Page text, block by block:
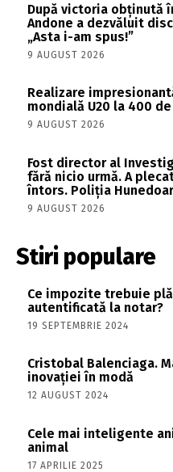
După victoria obținută
Andone a dezvăluit
„Asta i-am spus!”
9 AUGUST 2026
Realizare
mondială U20 la 400
9 AUGUST 2026
Fost director al
fără nicio urmă. A
întors. Poliția
9 AUGUST 2026
Stiri populare
Ce impozite trebuie
autentificată la notar?
19 SEPTEMBRIE 2024
Cristobal Balenciaga.
inovației în modă
12 AUGUST 2024
Cele mai inteligente
animal
17 APRILIE 2025